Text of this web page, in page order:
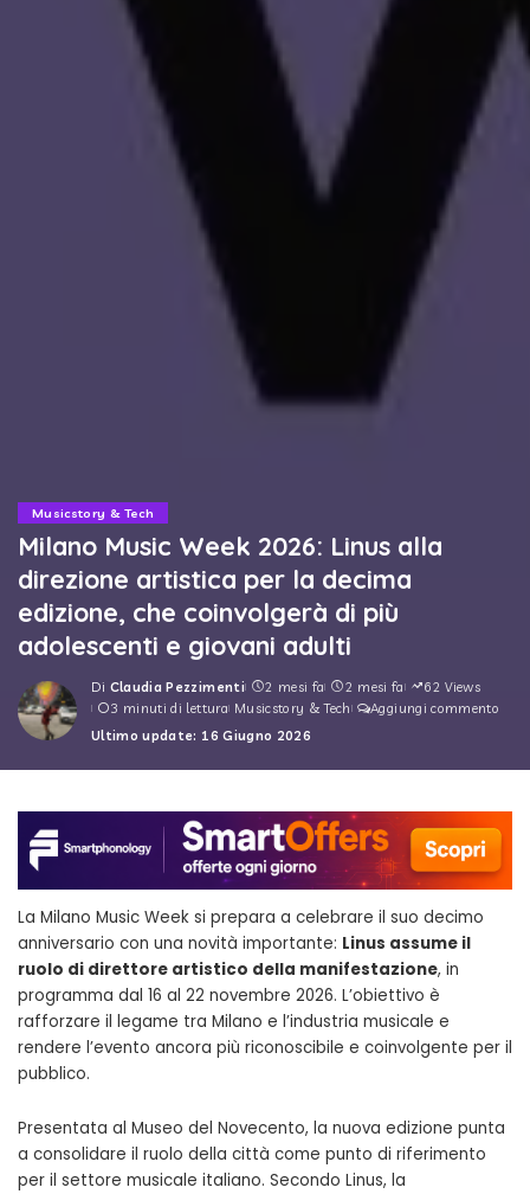
Musicstory & Tech
Milano Music Week 2026: Linus alla
direzione artistica per la decima
edizione, che coinvolgerà di più
adolescenti e giovani adulti
Posted
by
Di Claudia Pezzimenti 2 mesi fa 2 mesi fa
62 Views
3 minuti di lettura Musicstory & Tech
Aggiungi commento
Ultimo update: 16 Giugno 2026
La Milano Music Week si prepara a celebrare il suo decimo
anniversario con una novità importante: Linus assume il
ruolo di direttore artistico della manifestazione, in
programma dal 16 al 22 novembre 2026. L’obiettivo è
rafforzare il legame tra Milano e l’industria musicale e
rendere l’evento ancora più riconoscibile e coinvolgente per il
pubblico.
Presentata al Museo del Novecento, la nuova edizione punta
a consolidare il ruolo della città come punto di riferimento
per il settore musicale italiano. Secondo Linus, la